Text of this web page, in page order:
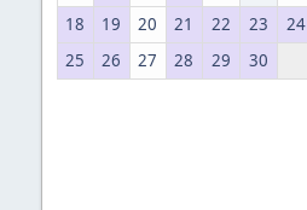
18
19 20 21 22 23
24
25
26 27 28 29 30